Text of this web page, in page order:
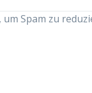
Spam zu